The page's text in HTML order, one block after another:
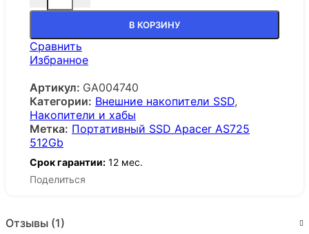
В КОРЗИНУ
Сравнить
Избранное
Артикул: GA004740
Категории: Внешние накопители SSD,
Накопители и хабы
Метка: Портативный SSD Apacer AS725
512Gb
Срок гарантии: 12 мес.
Поделиться
Отзывы (1)